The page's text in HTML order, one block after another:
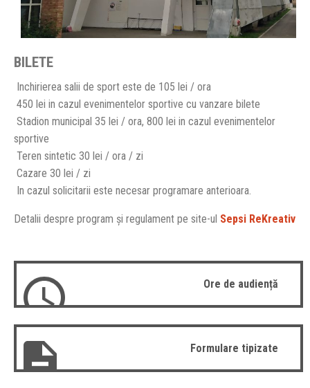
BILETE
Inchirierea salii de sport este de 105 lei / ora
450 lei in cazul evenimentelor sportive cu vanzare bilete
Stadion municipal 35 lei / ora, 800 lei in cazul evenimentelor
sportive
Teren sintetic 30 lei / ora / zi
Cazare 30 lei / zi
In cazul solicitarii este necesar programare anterioara.
Detalii despre program şi regulament pe site-ul Sepsi ReKreativ
Ore de audiență
Formulare tipizate